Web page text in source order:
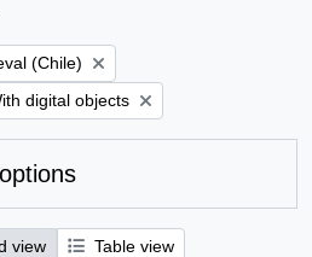
(Chile)
filter:
digital objects
view
Table view